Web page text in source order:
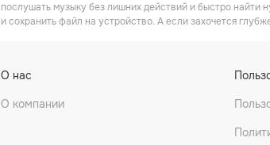
послушать музыку без лишних действий и быстро
и сохранить файл на устройство. А если захочется
О нас
О компании